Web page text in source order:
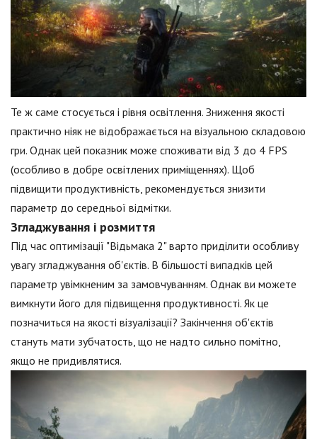
Те ж саме стосується і рівня освітлення. Зниження якості
практично ніяк не відображається на візуальною складовою
гри. Однак цей показник може споживати від 3 до 4 FPS
(особливо в добре освітлених приміщеннях). Щоб
підвищити продуктивність, рекомендується знизити
параметр до середньої відмітки.
Згладжування і розмиття
Під час оптимізації "Відьмака 2" варто приділити особливу
увагу згладжування об'єктів. В більшості випадків цей
параметр увімкненим за замовчуванням. Однак ви можете
вимкнути його для підвищення продуктивності. Як це
позначиться на якості візуалізації? Закінчення об'єктів
стануть мати зубчатость, що не надто сильно помітно,
якщо не придивлятися.